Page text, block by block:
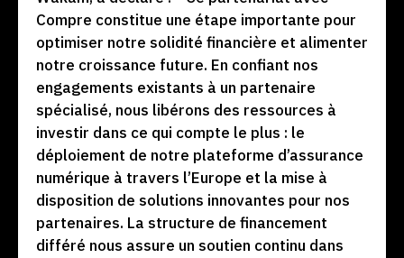
Compre constitue une étape importante pour
optimiser notre solidité financière et alimenter
notre croissance future. En confiant nos
engagements existants à un partenaire
spécialisé, nous libérons des ressources à
investir dans ce qui compte le plus : le
déploiement de notre plateforme d’assurance
numérique à travers l’Europe et la mise à
disposition de solutions innovantes pour nos
partenaires. La structure de financement
différé nous assure un soutien continu dans